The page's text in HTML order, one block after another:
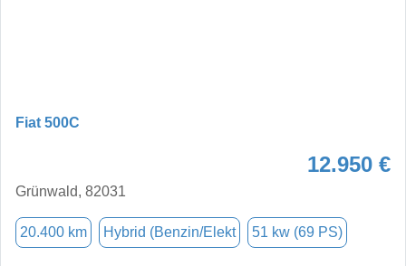
Fiat 500C
12.950 €
Grünwald, 82031
20.400 km Hybrid (Benzin/Elekt 51 kw (69 PS)